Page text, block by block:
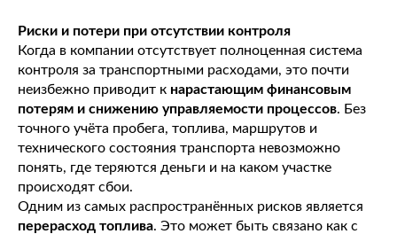
Риски и потери при отсутствии контроля
Когда в компании отсутствует полноценная система
контроля за транспортными расходами, это почти
неизбежно приводит к нарастающим финансовым
потерям и снижению управляемости процессов. Без
точного учёта пробега, топлива, маршрутов и
технического состояния транспорта невозможно
понять, где теряются деньги и на каком участке
происходят сбои.
Одним из самых распространённых рисков является
перерасход топлива. Это может быть связано как с